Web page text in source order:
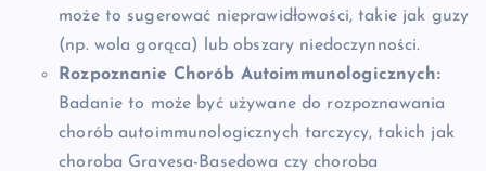
może to sugerować nieprawidłowości, takie jak guzy
(np. wola gorąca) lub obszary niedoczynności.
Rozpoznanie Chorób Autoimmunologicznych:
Badanie to może być używane do rozpoznawania
chorób autoimmunologicznych tarczycy, takich jak
choroba Gravesa-Basedowa czy choroba